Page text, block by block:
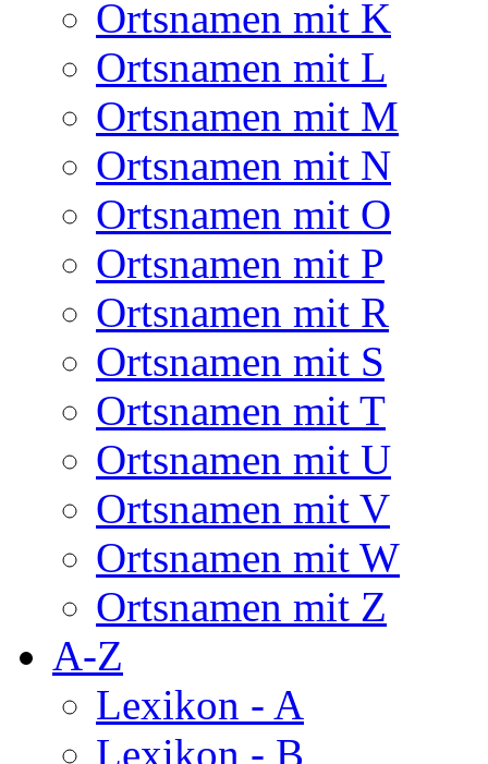
Ortsnamen mit K
Ortsnamen mit L
Ortsnamen mit M
Ortsnamen mit N
Ortsnamen mit O
Ortsnamen mit P
Ortsnamen mit R
Ortsnamen mit S
Ortsnamen mit T
Ortsnamen mit U
Ortsnamen mit V
Ortsnamen mit W
Ortsnamen mit Z
A-Z
Lexikon - A
Lexikon - B